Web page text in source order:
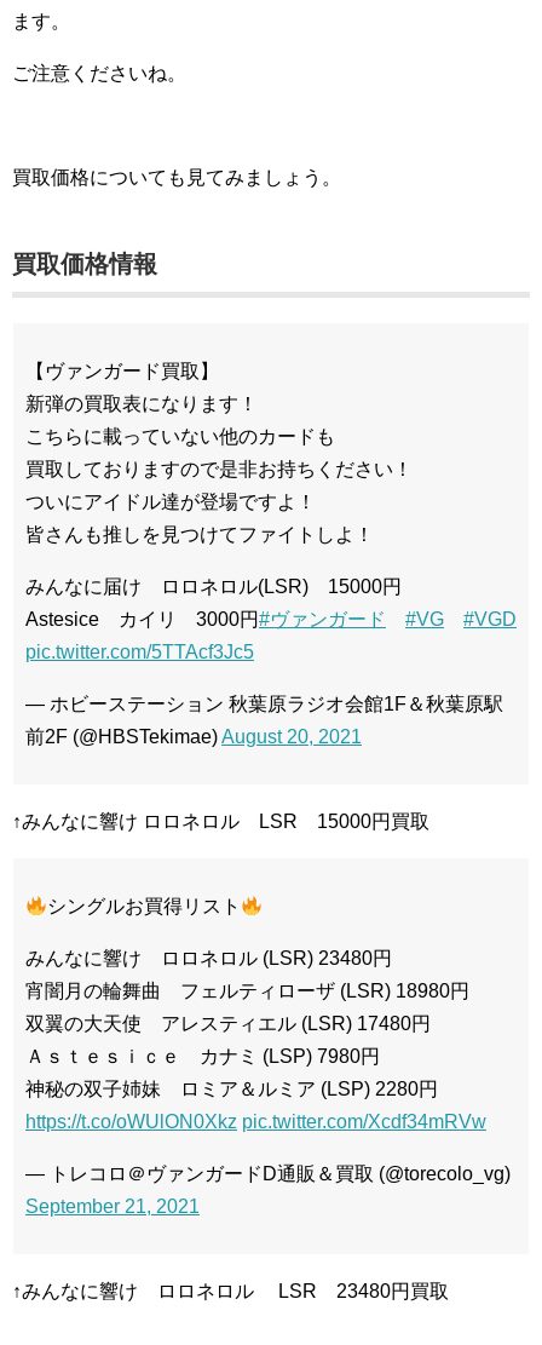
ます。
ご注意くださいね。
買取価格についても見てみましょう。
買取価格情報
【ヴァンガード買取】
新弾の買取表になります！
こちらに載っていない他のカードも
買取しておりますので是非お持ちください！
ついにアイドル達が登場ですよ！
皆さんも推しを見つけてファイトしよ！
みんなに届け ロロネロル(LSR) 15000円
Astesice カイリ 3000円#ヴァンガード #VG
#VGD
pic.twitter.com/5TTAcf3Jc5
— ホビーステーション 秋葉原ラジオ会館1F＆秋葉原駅
前2F (@HBSTekimae)August 20, 2021
↑みんなに響け ロロネロル LSR 15000円買取
シングルお買得リスト
みんなに響け ロロネロル (LSR) 23480円
宵闇月の輪舞曲 フェルティローザ (LSR) 18980円
双翼の大天使 アレスティエル (LSR) 17480円
Ａｓｔｅｓｉｃｅ カナミ (LSP) 7980円
神秘の双子姉妹 ロミア＆ルミア (LSP) 2280円
https://t.co/oWUlON0Xkz pic.twitter.com/Xcdf34mRVw
— トレコロ＠ヴァンガードD通販＆買取 (@torecolo_vg)
September 21, 2021
↑みんなに響け ロロネロル LSR 23480円買取